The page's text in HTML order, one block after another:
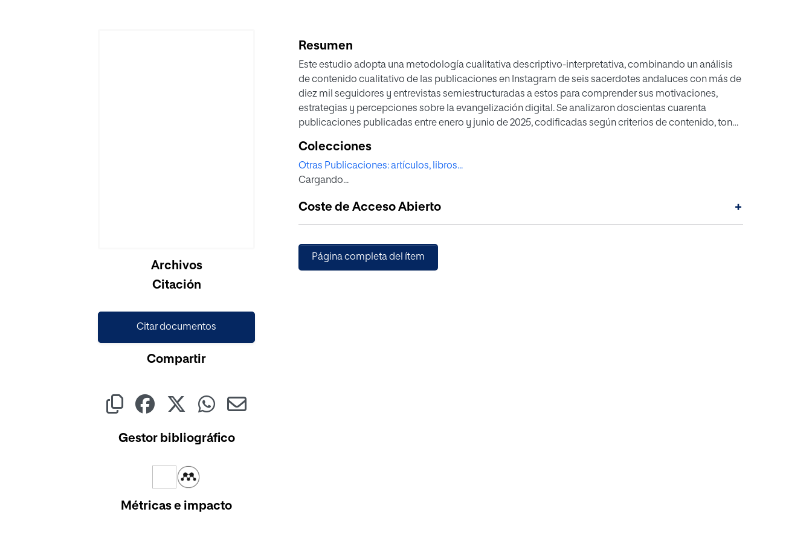
Archivos
Citación
Citar documentos
Compartir
Gestor bibliográfico
Métricas e impacto
Resumen
Este estudio adopta una metodología cualitativa descriptivo-interpretativa, combinando un análisis
de contenido cualitativo de las publicaciones en Instagram de seis sacerdotes andaluces con más de
diez mil seguidores y entrevistas semiestructuradas a estos para comprender sus motivaciones,
estrategias y percepciones sobre la evangelización digital. Se analizaron doscientas cuarenta
publicaciones publicadas entre enero y junio de 2025, codificadas según criterios de contenido, tono
en experiencias personales o pastorales cotidianas, aunque también se abordan reflexiones
teológicas adaptadas a un lenguaje accesible y mensajes institucionales o bíblicos. En cuanto al
engagement, el promedio de interacción fue de mil doscientos «me gusta» y ochenta comentarios
reconocen que su presencia digital como una extensión natural de su vocación. Se evidencia un estilo
comunicativo basado en la cercanía, sencillez y transparencia.
Colecciones
Otras Publicaciones: artículos, libros...
Cargando...
Coste de Acceso Abierto +
Página completa del ítem